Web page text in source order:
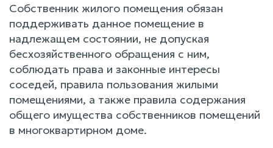
Собственник жилого помещения обязан
поддерживать данное помещение в
надлежащем состоянии, не допуская
бесхозяйственного обращения с ним,
соблюдать права и законные интересы
соседей, правила пользования жилыми
помещениями, а также правила содержания
общего имущества собственников помещений
в многоквартирном доме.